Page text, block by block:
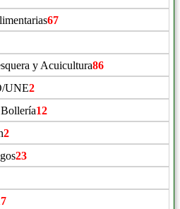
67
y Acuicultura86
UNE2
12
2
23